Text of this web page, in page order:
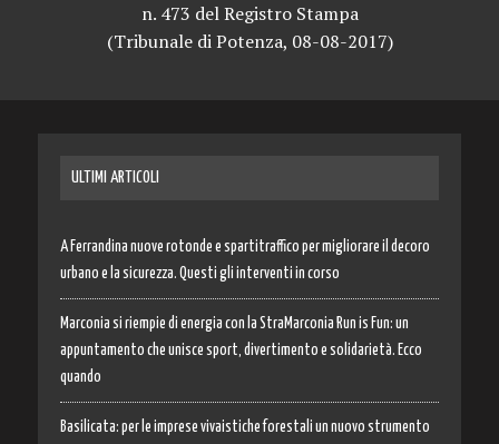
n. 473 del Registro Stampa
(Tribunale di Potenza, 08-08-2017)
ULTIMI ARTICOLI
A Ferrandina nuove rotonde e spartitraffico per migliorare il decoro
urbano e la sicurezza. Questi gli interventi in corso
Marconia si riempie di energia con la StraMarconia Run is Fun: un
appuntamento che unisce sport, divertimento e solidarietà. Ecco
quando
Basilicata: per le imprese vivaistiche forestali un nuovo strumento